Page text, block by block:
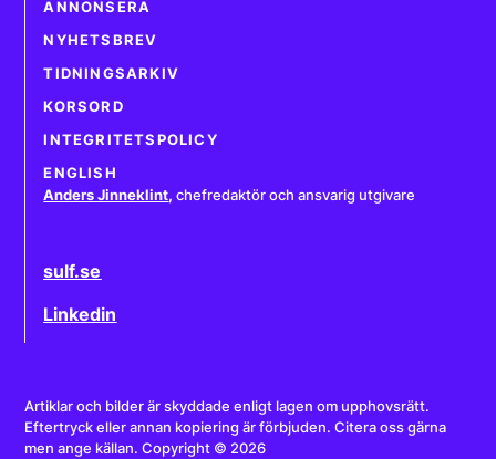
ANNONSERA
NYHETSBREV
TIDNINGSARKIV
KORSORD
INTEGRITETSPOLICY
ENGLISH
Anders Jinneklint, chefredaktör och ansvarig utgivare
sulf.se
Linkedin
Artiklar och bilder är skyddade enligt lagen om upphovsrätt.
Eftertryck eller annan kopiering är förbjuden. Citera oss gärna
men ange källan. Copyright © 2026